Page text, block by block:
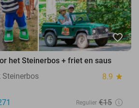
favorite_border
het Steinerbos + friet en saus
Steinerbos
8.9 star
Regulier €15